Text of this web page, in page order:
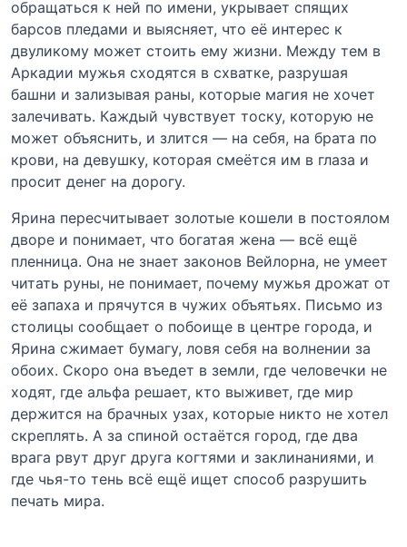
обращаться к ней по имени, укрывает спящих
барсов пледами и выясняет, что её интерес к
двуликому может стоить ему жизни. Между тем в
Аркадии мужья сходятся в схватке, разрушая
башни и зализывая раны, которые магия не хочет
залечивать. Каждый чувствует тоску, которую не
может объяснить, и злится — на себя, на брата по
крови, на девушку, которая смеётся им в глаза и
просит денег на дорогу.
Ярина пересчитывает золотые кошели в постоялом
дворе и понимает, что богатая жена — всё ещё
пленница. Она не знает законов Вейлорна, не умеет
читать руны, не понимает, почему мужья дрожат от
её запаха и прячутся в чужих объятьях. Письмо из
столицы сообщает о побоище в центре города, и
Ярина сжимает бумагу, ловя себя на волнении за
обоих. Скоро она въедет в земли, где человечки не
ходят, где альфа решает, кто выживет, где мир
держится на брачных узах, которые никто не хотел
скреплять. А за спиной остаётся город, где два
врага рвут друг друга когтями и заклинаниями, и
где чья-то тень всё ещё ищет способ разрушить
печать мира.